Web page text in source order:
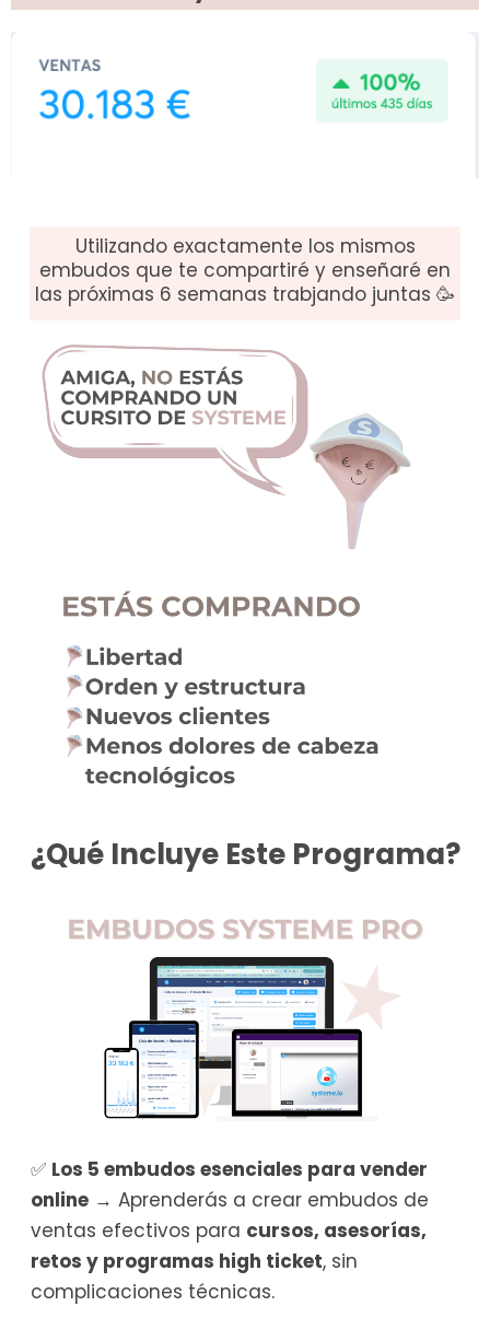
Utilizando exactamente los mismos
embudos que te compartiré y enseñaré en
las próximas 6 semanas trabjando juntas 🥳
¿Qué Incluye Este Programa?
✅ Los 5 embudos esenciales para vender
online → Aprenderás a crear embudos de
ventas efectivos para cursos, asesorías,
retos y programas high ticket, sin
complicaciones técnicas.